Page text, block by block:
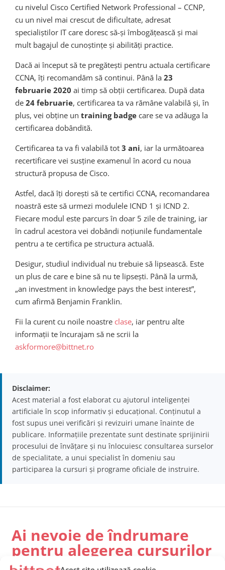
cu nivelul Cisco Certified Network Professional – CCNP,
cu un nivel mai crescut de dificultate, adresat
specialiștilor IT care doresc să-și îmbogățească și mai
mult bagajul de cunoștințe și abilități practice.
Dacă ai început să te pregătești pentru actuala certificare
CCNA, îți recomandăm să continui. Până la 23
februarie 2020 ai timp să obții certificarea. După data
de 24 februarie, certificarea ta va rămâne valabilă și, în
plus, vei obține un training badge care se va adăuga la
certificarea dobândită.
Certificarea ta va fi valabilă tot 3 ani, iar la următoarea
recertificare vei susține examenul în acord cu noua
structură propusa de Cisco.
Astfel, dacă îți dorești să te certifici CCNA, recomandarea
noastră este să urmezi modulele ICND 1 și ICND 2.
Fiecare modul este parcurs în doar 5 zile de training, iar
în cadrul acestora vei dobândi noțiunile fundamentale
pentru a te certifica pe structura actuală.
Desigur, studiul individual nu trebuie să lipsească. Este
un plus de care e bine să nu te lipsești. Până la urmă,
„an investment in knowledge pays the best interest”,
cum afirmă Benjamin Franklin.
Fii la curent cu noile noastre clase, iar pentru alte
informații te încurajam să ne scrii la
askformore@bittnet.ro
Disclaimer:
Acest material a fost elaborat cu ajutorul inteligenței
artificiale în scop informativ și educațional. Conținutul a
fost supus unei verificări și revizuiri umane înainte de
publicare. Informațiile prezentate sunt destinate sprijinirii
procesului de învățare și nu înlocuiesc consultarea surselor
de specialitate, a unui specialist în domeniu sau
participarea la cursuri și programe oficiale de instruire.
Ai nevoie de îndrumare
pentru alegerea cursurilor
potrivite echipei tale?